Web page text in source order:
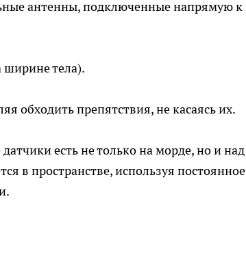
антенны, подключенные напрямую к
тела).
обходить препятствия, не касаясь их.
есть не только на морде, но и над
в пространстве, используя постоянное